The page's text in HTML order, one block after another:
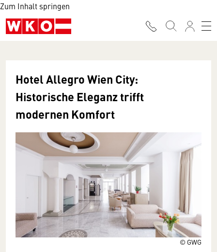
Zum Inhalt springen
© GWG
Hotel Allegro Wien City:
Historische Eleganz trifft
modernen Komfort